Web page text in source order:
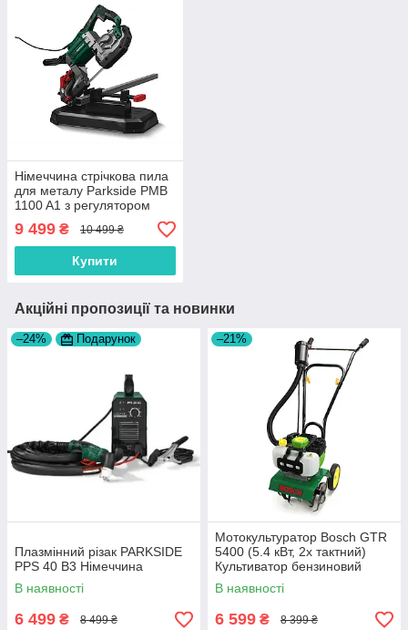
Нiмеччина стрічкова пила
для металу Parkside PMB
1100 A1 з регулятором
обертів
9 499 ₴ 10 499 ₴
Купити
Акційні пропозиції та новинки
–24% Подарунок
Плазмінний різак PARKSIDE
PPS 40 B3 Німеччина
В наявності
6 499 ₴ 8 499 ₴
–21%
Мотокультуратор Bosch GTR
5400 (5.4 кВт, 2х тактний)
Культиватор бензиновий
В наявності
6 599 ₴ 8 399 ₴